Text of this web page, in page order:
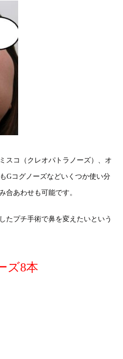
スコ（クレオパトラノーズ）、オ
Gコグノーズなどいくつか使い分
合あわせも可能です。
たプチ手術で鼻を変えたいという
ズ8本